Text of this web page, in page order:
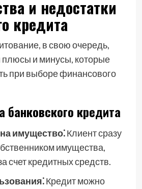
и недостатки
кредита
в свою очередь,
плюсы и минусы, которые
при выборе финансового
банковского кредита
имущество⁚Клиент сразу
имущества,
счет кредитных средств.
Кредит можно